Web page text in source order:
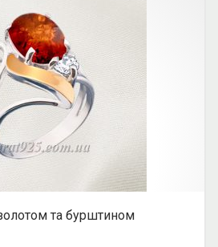
та бурштином